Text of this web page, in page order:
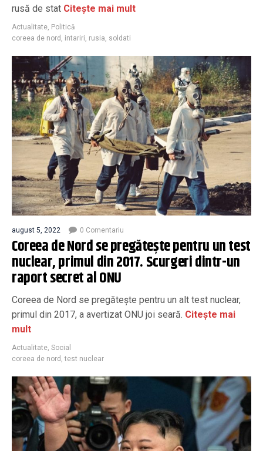
rusă de stat Citește mai mult
Actualitate, Politică
coreea de nord , intariri, rusia, soldati
august 5, 2022 0 Comentariu
Coreea de Nord se pregătește pentru un test
nuclear, primul din 2017. Scurgeri dintr-un
raport secret al ONU
Coreea de Nord se pregăteşte pentru un alt test nuclear,
primul din 2017, a avertizat ONU joi seară. Citește mai
mult
Actualitate, Social
coreea de nord ,test nuclear